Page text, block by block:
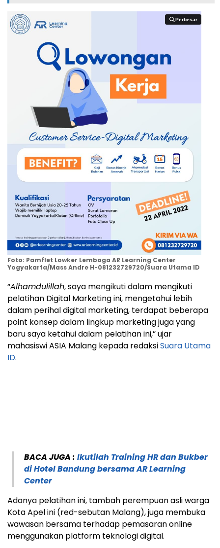
Perbesar
Perbesar
Foto: Pamflet Lowker Lembaga AR Learning Center
Yogyakarta/Mass Andre H-081232729720/Suara Utama ID
“Alhamdulillah, saya mengikuti dalam mengikuti
pelatihan Digital Marketing ini, mengetahui lebih
dalam perihal digital marketing, terdapat beberapa
point konsep dalam lingkup marketing juga yang
baru saya ketahui dalam pelatihan ini,” ujar
mahasiswi ASIA Malang kepada redaksiSuara Utama
ID.
BACA JUGA : Ikutilah Training HR dan Bukber
di Hotel Bandung bersama AR Learning
Center
Adanya pelatihan ini, tambah perempuan asli warga
Kota Apel ini (red-sebutan Malang), juga membuka
wawasan bersama terhadap pemasaran online
menggunakan platform teknologi digital.